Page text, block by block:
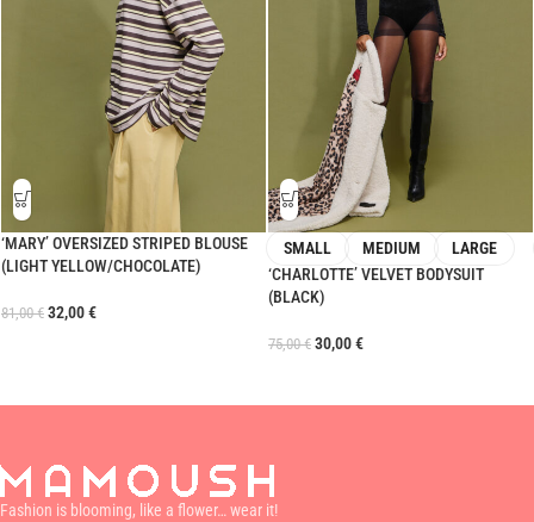
‘MARY’ OVERSIZED STRIPED BLOUSE
(LIGHT YELLOW/CHOCOLATE)
81,00€ 32,00€
SMALL MEDIUM
LARGE
‘CHARLOTTE’ VELVET BODYSUIT
(BLACK)
75,00€ 30,00€
Fashion is blooming, like a flower… wear it!